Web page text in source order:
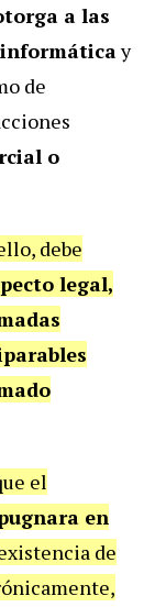
a las
informáticay
de
o
debe
legal,
el
en
de